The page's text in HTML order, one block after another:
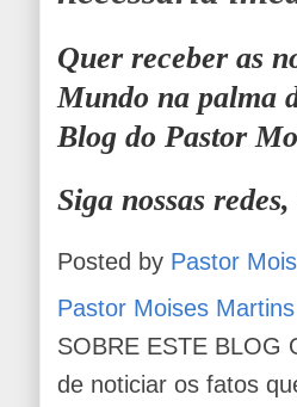
Quer receber as
Mundo na palma
Blog do Pastor
Siga nossas
Posted by Pastor
Pastor Moises Martins
SOBRE ESTE BLOG
de noticiar os fatos